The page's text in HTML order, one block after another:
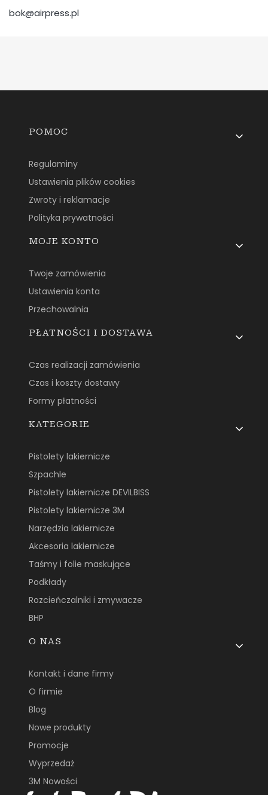
bok@airpress.pl
Linki w stopce
POMOC
Regulaminy
Ustawienia plików cookies
Zwroty i reklamacje
Polityka prywatności
MOJE KONTO
Twoje zamówienia
Ustawienia konta
Przechowalnia
PŁATNOŚCI I DOSTAWA
Czas realizacji zamówienia
Czas i koszty dostawy
Formy płatności
KATEGORIE
Pistolety lakiernicze
Szpachle
Pistolety lakiernicze DEVILBISS
Pistolety lakiernicze 3M
Narzędzia lakiernicze
Akcesoria lakiernicze
Taśmy i folie maskujące
Podkłady
Rozcieńczalniki i zmywacze
BHP
O NAS
Kontakt i dane firmy
O firmie
Blog
Nowe produkty
Promocje
Wyprzedaż
3M Nowości